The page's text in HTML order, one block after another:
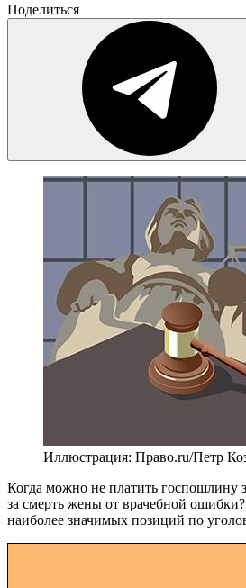
Поделиться
Иллюстрация: Право.ru/Петр
Когда можно не платить госпошлину
за смерть жены от врачебной
наиболее значимых позиций по